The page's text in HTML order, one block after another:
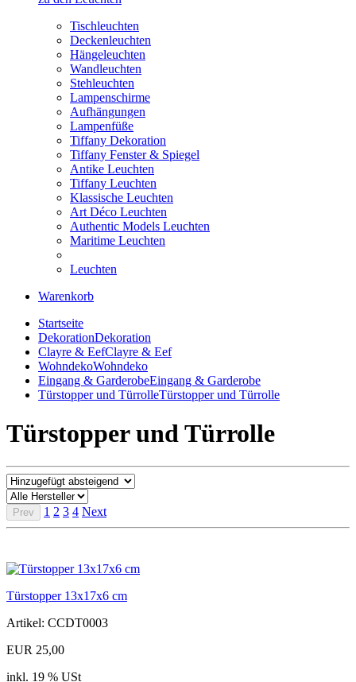
Tischleuchten
Deckenleuchten
Hängeleuchten
Wandleuchten
Stehleuchten
Lampenschirme
Aufhängungen
Lampenfüße
Tiffany Dekoration
Tiffany Fenster & Spiegel
Antike Leuchten
Tiffany Leuchten
Klassische Leuchten
Art Déco Leuchten
Authentic Models Leuchten
Maritime Leuchten
Leuchten
Warenkorb
Startseite
DekorationDekoration
Clayre & EefClayre & Eef
WohndekoWohndeko
Eingang & GarderobeEingang & Garderobe
Türstopper und TürrolleTürstopper und Türrolle
Türstopper und Türrolle
Prev 1 2 3 4 Next
Türstopper 13x17x6 cm
Artikel: CCDT0003
EUR 25,00
inkl. 19 % USt